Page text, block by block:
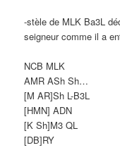
-stèle de MLK Ba3L
seigneur comme il a
NCB MLK
AMR ASh Sh…
[M AR]Sh L-B3L
[HMN] ADN
[K Sh]M3 QL
[DB]RY